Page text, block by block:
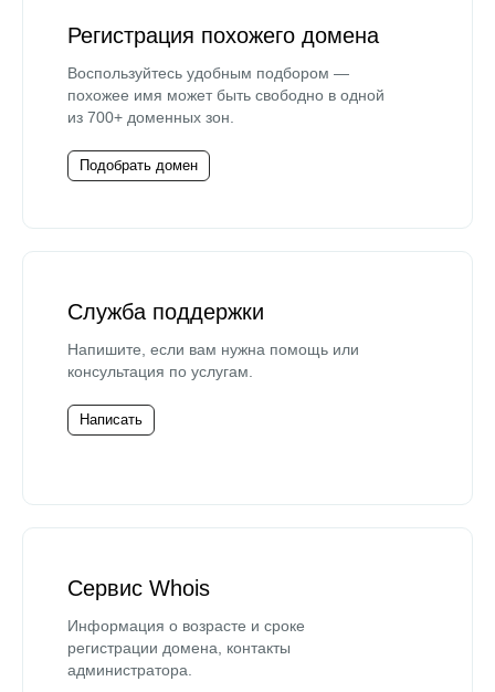
Регистрация похожего домена
Воспользуйтесь удобным подбором —
похожее имя может быть свободно в одной
из 700+ доменных зон.
Подобрать домен
Служба поддержки
Напишите, если вам нужна помощь или
консультация по услугам.
Написать
Сервис Whois
Информация о возрасте и сроке
регистрации домена, контакты
администратора.